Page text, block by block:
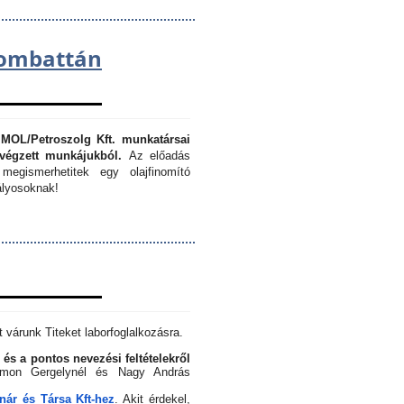
Petroszolg Kft. munkatársai
munkájukból. Az előadás
egy olajfinomító
Titeket laborfoglalkozásra.
a pontos nevezési feltételekről
Gergelynél és Nagy András
és Társa Kft-hez. Akit érdekel,